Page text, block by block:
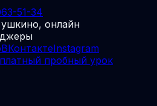
51-34
онлайн
ВКонтактеInstagram
пробный урок